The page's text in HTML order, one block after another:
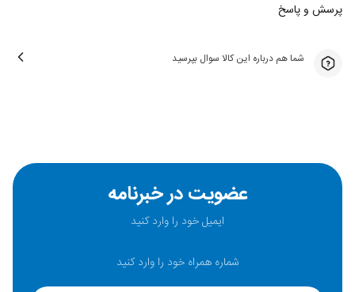
پرسش و پاسخ
شما هم درباره این کالا سوال بپرسید
عضویت در خبرنامه